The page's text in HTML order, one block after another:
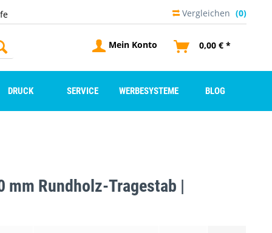
Vergleichen (0)
Mein Konto 0,00 € *
DRUCK SERVICE WERBESYSTEME BLOG
mm Rundholz-Tragestab |